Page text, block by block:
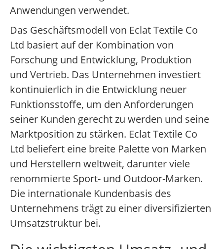
Anwendungen verwendet.
Das Geschäftsmodell von Eclat Textile Co
Ltd basiert auf der Kombination von
Forschung und Entwicklung, Produktion
und Vertrieb. Das Unternehmen investiert
kontinuierlich in die Entwicklung neuer
Funktionsstoffe, um den Anforderungen
seiner Kunden gerecht zu werden und seine
Marktposition zu stärken. Eclat Textile Co
Ltd beliefert eine breite Palette von Marken
und Herstellern weltweit, darunter viele
renommierte Sport- und Outdoor-Marken.
Die internationale Kundenbasis des
Unternehmens trägt zu einer diversifizierten
Umsatzstruktur bei.